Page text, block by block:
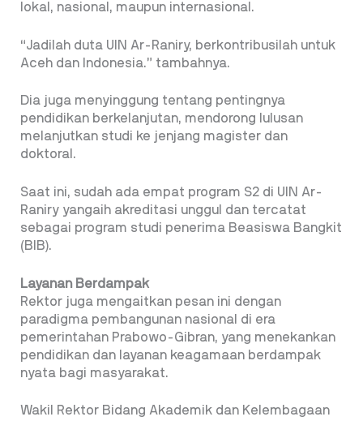
lokal, nasional, maupun internasional.
“Jadilah duta UIN Ar-Raniry, berkontribusilah untuk
Aceh dan Indonesia.” tambahnya.
Dia juga menyinggung tentang pentingnya
pendidikan berkelanjutan, mendorong lulusan
melanjutkan studi ke jenjang magister dan
doktoral.
Saat ini, sudah ada empat program S2 di UIN Ar-
Raniry yangaih akreditasi unggul dan tercatat
sebagai program studi penerima Beasiswa Bangkit
(BIB).
Layanan Berdampak
Rektor juga mengaitkan pesan ini dengan
paradigma pembangunan nasional di era
pemerintahan Prabowo-Gibran, yang menekankan
pendidikan dan layanan keagamaan berdampak
nyata bagi masyarakat.
Wakil Rektor Bidang Akademik dan Kelembagaan